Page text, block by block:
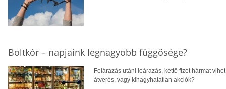
Boltkór – napjaink legnagyobb függősége?
Felárazás utáni leárazás, kettő fizet hármat
átverés, vagy kihagyhatatlan akciók?